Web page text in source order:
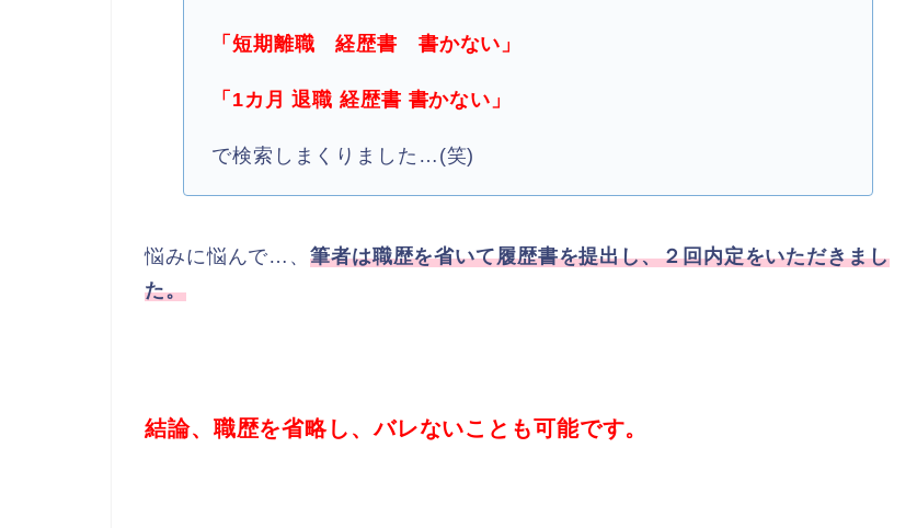
「短期離職 経歴書 書かない」
「1カ月 退職 経歴書 書かない」
で検索しまくりました…(笑)
悩みに悩んで…、筆者は職歴を省いて履歴書を提出し、２回内定をいただきまし
た。
結論、職歴を省略し、バレないことも可能です。